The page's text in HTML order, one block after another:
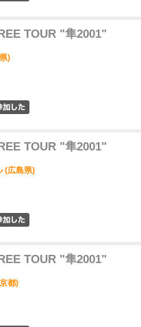
TOUR "隼2001"
)
TOUR "隼2001"
(広島県)
TOUR "隼2001"
都)